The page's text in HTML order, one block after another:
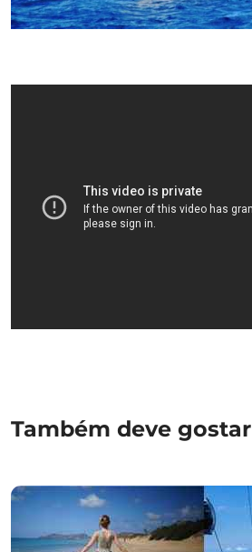
Também deve gostar